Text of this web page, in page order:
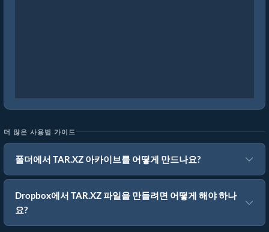
더 많은 사용법 가이드
폴더에서 TAR.XZ 아카이브를 어떻게 만드나요?
Dropbox에서 TAR.XZ 파일을 만들려면 어떻게 해야 하나
요?